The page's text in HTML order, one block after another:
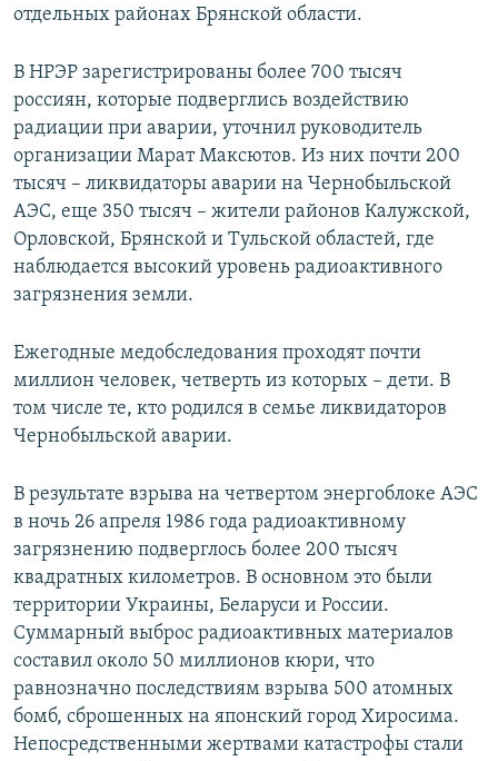
отдельных районах Брянской области.
В НРЭР зарегистрированы более 700 тысяч
россиян, которые подверглись воздействию
радиации при аварии, уточнил руководитель
организации Марат Максютов. Из них почти 200
тысяч – ликвидаторы аварии на Чернобыльской
АЭС, еще 350 тысяч – жители районов Калужской,
Орловской, Брянской и Тульской областей, где
наблюдается высокий уровень радиоактивного
загрязнения земли.
Ежегодные медобследования проходят почти
миллион человек, четверть из которых – дети. В
том числе те, кто родился в семье ликвидаторов
Чернобыльской аварии.
В результате взрыва на четвертом энергоблоке АЭС
в ночь 26 апреля 1986 года радиоактивному
загрязнению подверглось более 200 тысяч
квадратных километров. В основном это были
территории Украины, Беларуси и России.
Суммарный выброс радиоактивных материалов
составил около 50 миллионов кюри, что
равнозначно последствиям взрыва 500 атомных
бомб, сброшенных на японский город Хиросима.
Непосредственными жертвами катастрофы стали